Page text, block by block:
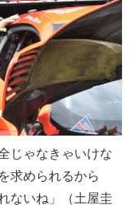
じゃなきゃいけな
求められるから
ないね」（土屋圭